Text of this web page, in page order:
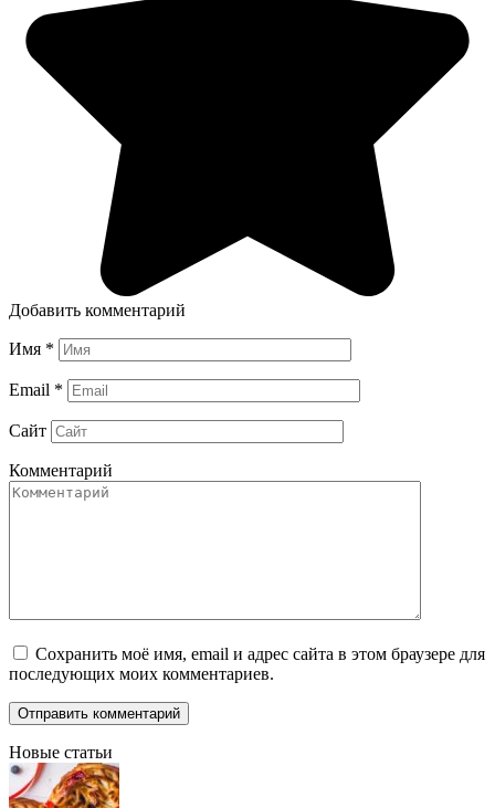
Добавить комментарий
Имя *
Email *
Сайт
Комментарий
Сохранить моё имя, email и адрес сайта в этом браузере для
последующих моих комментариев.
Новые статьи